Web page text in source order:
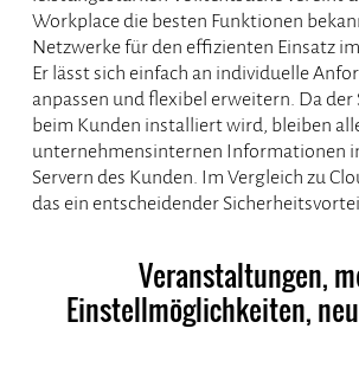
Workplace die besten Funktionen
Netzwerke für den effizienten Einsatz
Er lässt sich einfach an individuelle
anpassen und flexibel erweitern. Da der
beim Kunden installiert wird, bleiben
unternehmensinternen Informationen
Servern des Kunden. Im Vergleich zu
das ein entscheidender
Veranstaltungen,
Einstellmöglichkeiten,